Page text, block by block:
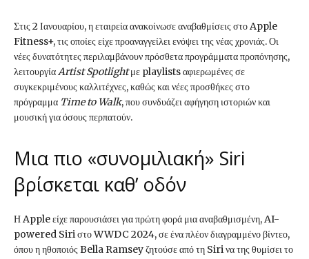
Στις 2 Ιανουαρίου, η εταιρεία ανακοίνωσε αναβαθμίσεις στο Apple
Fitness+, τις οποίες είχε προαναγγείλει ενόψει της νέας χρονιάς. Οι
νέες δυνατότητες περιλαμβάνουν πρόσθετα προγράμματα προπόνησης,
λειτουργία Artist Spotlightμε playlists αφιερωμένες σε
συγκεκριμένους καλλιτέχνες, καθώς και νέες προσθήκες στο
πρόγραμμα Time to Walk, που συνδυάζει αφήγηση ιστοριών και
μουσική για όσους περπατούν.
Μια πιο «συνομιλιακή» Siri
βρίσκεται καθ’ οδόν
Η Apple είχε παρουσιάσει για πρώτη φορά μια αναβαθμισμένη, AI-
powered Siri στο WWDC 2024, σε ένα πλέον διαγραμμένο βίντεο,
όπου η ηθοποιός Bella Ramsey ζητούσε από τη Siri να της θυμίσει το